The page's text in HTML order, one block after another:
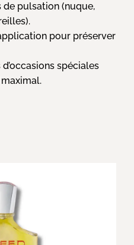
de pulsation (nuque,
pour préserver
spéciales